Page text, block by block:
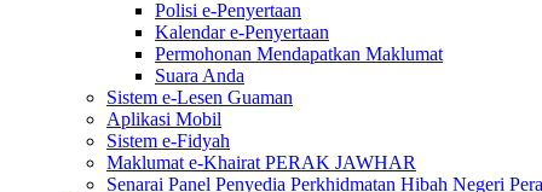
Polisi e-Penyertaan
Kalendar e-Penyertaan
Permohonan Mendapatkan Maklumat
Suara Anda
Sistem e-Lesen Guaman
Aplikasi Mobil
Sistem e-Fidyah
Maklumat e-Khairat PERAK JAWHAR
Senarai Panel Penyedia Perkhidmatan Hibah Negeri